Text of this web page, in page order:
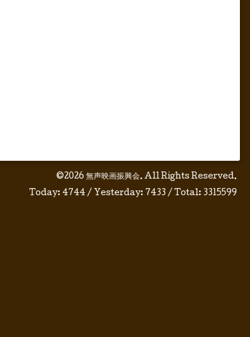
©2026 無声映画振興会. All Rights Reserved.
Today: 4744 / Yesterday: 7433 / Total: 3315599